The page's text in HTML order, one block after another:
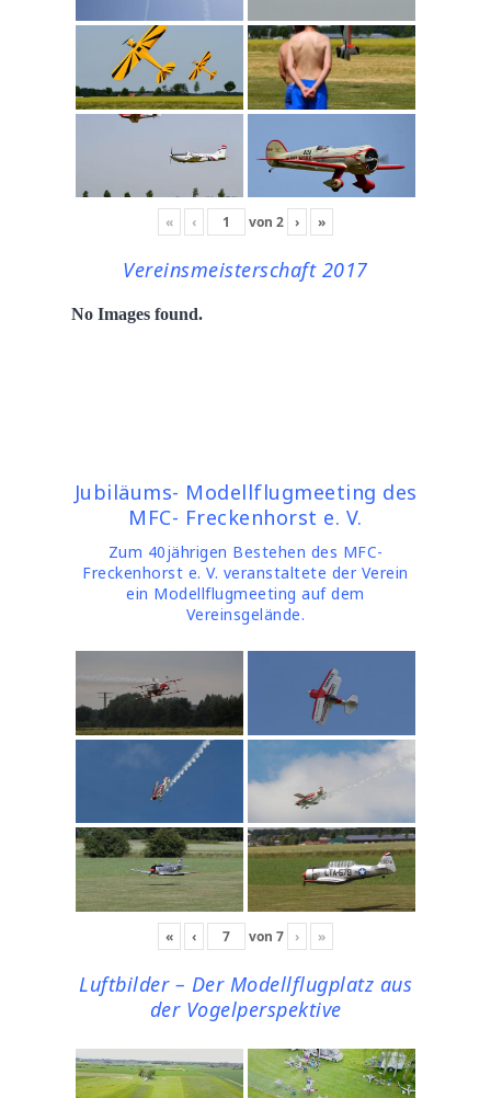
« ‹ von 2 › »
Vereinsmeisterschaft 2017
No Images found.
Jubiläums- Modellflugmeeting des
MFC- Freckenhorst e. V.
Zum 40jährigen Bestehen des MFC-
Freckenhorst e. V. veranstaltete der Verein
ein Modellflugmeeting auf dem
Vereinsgelände.
« ‹ von 7 › »
Luftbilder – Der Modellflugplatz aus
der Vogelperspektive